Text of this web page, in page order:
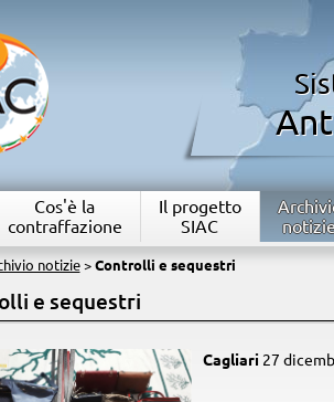
Cos'è la
contraffazione
Il progetto
SIAC
notizie> Controlli e sequestri
e sequestri
Cagliari 27